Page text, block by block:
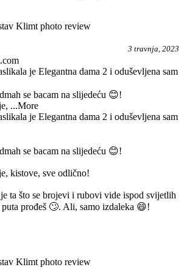
3 travnja, 2023
je Elegantna dama 2 i oduševljena sam
se bacam na slijedeću 😊!
...More
je Elegantna dama 2 i oduševljena sam
se bacam na slijedeću 😊!
kistove, sve odlično!
ta što se brojevi i rubovi vide ispod svijetlih
prođeš 🙄. Ali, samo izdaleka 😄!